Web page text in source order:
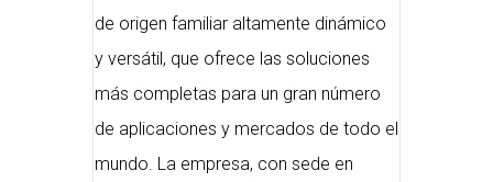
de origen familiar altamente dinámico
y versátil, que ofrece las soluciones
más completas para un gran número
de aplicaciones y mercados de todo el
mundo. La empresa, con sede en